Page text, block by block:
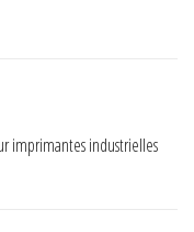
imprimantes industrielles